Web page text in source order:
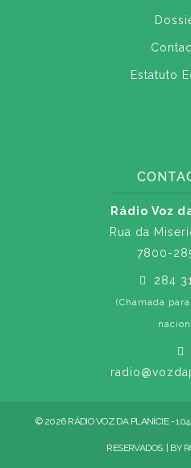
Estatuto
Rádio Voz
Rua da
7800-
284
(Chamada
© 2026 RÁDIO VOZ DA PLANÍCIE -
RESERVADOS. | BY